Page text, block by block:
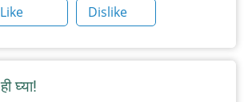
Like
Dislike
ही घ्या!